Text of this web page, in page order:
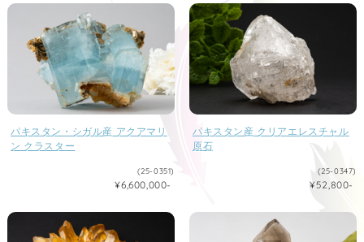
パキスタン・シガル産 アクアマリ
ン クラスター
(25-0351)
¥6,600,000-
パキスタン産 クリアエレスチャル
原石
(25-0347)
¥52,800-